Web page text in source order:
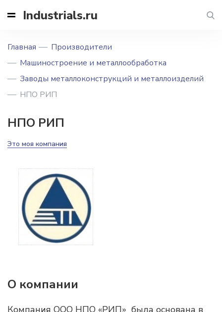
Industrials.ru
Главная
Производители
Машиностроение и металлообработка
Заводы металлоконструкций и металлоизделий
НПО РИП
НПО РИП
Это моя компания
О компании
Компания ООО НПО «РИП» была основана в